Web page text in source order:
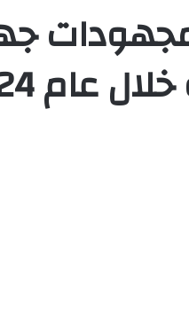
عام 2024